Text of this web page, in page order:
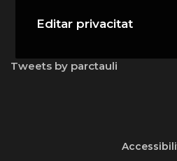
Tweets by parctauli
Editar privacitat